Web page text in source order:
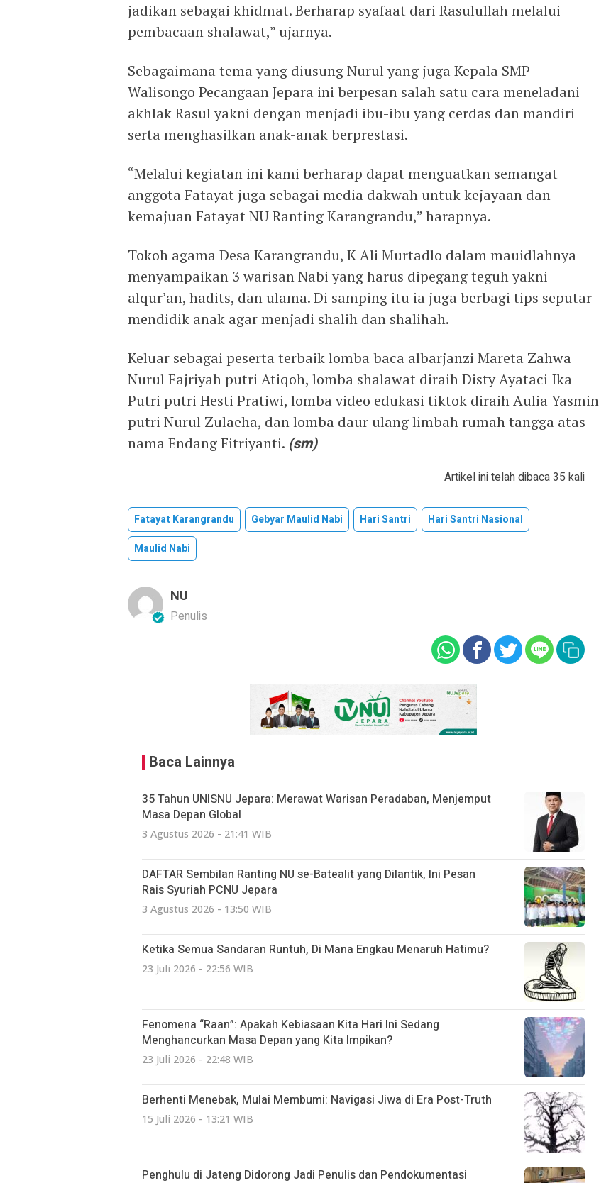
jadikan sebagai khidmat. Berharap syafaat dari Rasulullah melalui
pembacaan shalawat,” ujarnya.
Sebagaimana tema yang diusung Nurul yang juga Kepala SMP
Walisongo Pecangaan Jepara ini berpesan salah satu cara meneladani
akhlak Rasul yakni dengan menjadi ibu-ibu yang cerdas dan mandiri
serta menghasilkan anak-anak berprestasi.
“Melalui kegiatan ini kami berharap dapat menguatkan semangat
anggota Fatayat juga sebagai media dakwah untuk kejayaan dan
kemajuan Fatayat NU Ranting Karangrandu,” harapnya.
Tokoh agama Desa Karangrandu, K Ali Murtadlo dalam mauidlahnya
menyampaikan 3 warisan Nabi yang harus dipegang teguh yakni
alqur’an, hadits, dan ulama. Di samping itu ia juga berbagi tips seputar
mendidik anak agar menjadi shalih dan shalihah.
Keluar sebagai peserta terbaik lomba baca albarjanzi Mareta Zahwa
Nurul Fajriyah putri Atiqoh, lomba shalawat diraih Disty Ayataci Ika
Putri putri Hesti Pratiwi, lomba video edukasi tiktok diraih Aulia Yasmin
putri Nurul Zulaeha, dan lomba daur ulang limbah rumah tangga atas
nama Endang Fitriyanti. (sm)
Artikel ini telah dibaca 35 kali
Fatayat Karangrandu Gebyar Maulid Nabi Hari Santri
Hari Santri Nasional
Maulid Nabi
NU
Penulis
Baca Lainnya
35 Tahun UNISNU Jepara: Merawat Warisan Peradaban, Menjemput
Masa Depan Global
3 Agustus 2026 - 21:41 WIB
DAFTAR Sembilan Ranting NU se-Batealit yang Dilantik, Ini Pesan
Rais Syuriah PCNU Jepara
3 Agustus 2026 - 13:50 WIB
Ketika Semua Sandaran Runtuh, Di Mana Engkau Menaruh Hatimu?
23 Juli 2026 - 22:56 WIB
Fenomena “Raan”: Apakah Kebiasaan Kita Hari Ini Sedang
Menghancurkan Masa Depan yang Kita Impikan?
23 Juli 2026 - 22:48 WIB
Berhenti Menebak, Mulai Membumi: Navigasi Jiwa di Era Post-Truth
15 Juli 2026 - 13:21 WIB
Penghulu di Jateng Didorong Jadi Penulis dan Pendokumentasi